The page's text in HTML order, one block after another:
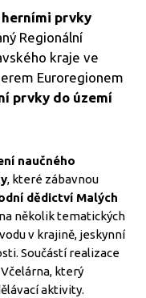
prvky
Regionální
kraje ve
Euroregionem
prvky do území
naučného
, které zábavnou
dědictví Malých
několik tematických
v krajině, jeskynní
Součástí realizace
který
aktivity.